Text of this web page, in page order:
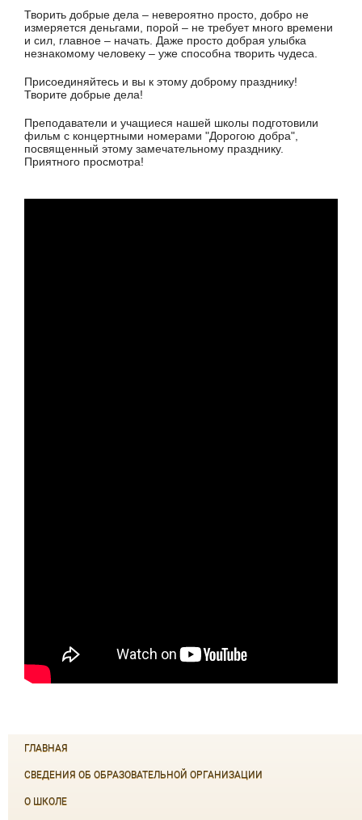
Творить добрые дела – невероятно просто, добро не
измеряется деньгами, порой – не требует много времени
и сил, главное – начать. Даже просто добрая улыбка
незнакомому человеку – уже способна творить чудеса.
Присоединяйтесь и вы к этому доброму празднику!
Творите добрые дела!
Преподаватели и учащиеся нашей школы подготовили
фильм с концертными номерами "Дорогою добра",
посвященный этому замечательному празднику.
Приятного просмотра!
ГЛАВНАЯ
СВЕДЕНИЯ ОБ ОБРАЗОВАТЕЛЬНОЙ ОРГАНИЗАЦИИ
О ШКОЛЕ